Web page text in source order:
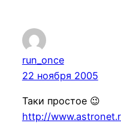
run_once
22 ноября 2005
Таки простое 😉
http://